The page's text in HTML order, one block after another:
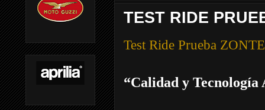
TEST RIDE
Test Ride Prueba
“Calidad y